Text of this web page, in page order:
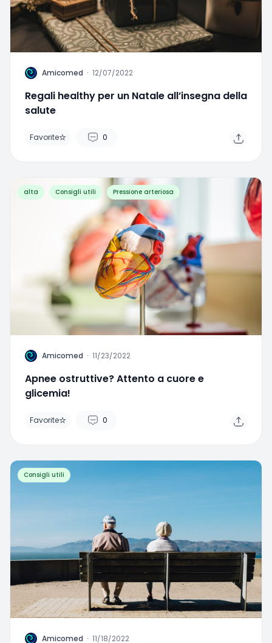
A Amicomed · 12/07/2022
Regali healthy per un Natale all’insegna della
salute
Favorite 0
alta Consigli utili Pressione arteriosa
A Amicomed · 11/23/2022
Apnee ostruttive? Attento a cuore e
glicemia!
Favorite 0
Consigli utili
A Amicomed · 11/18/2022